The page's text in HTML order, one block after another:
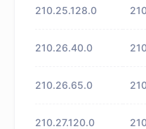
210.25.128.0
210.26.40.0
210.26.65.0
210.27.120.0